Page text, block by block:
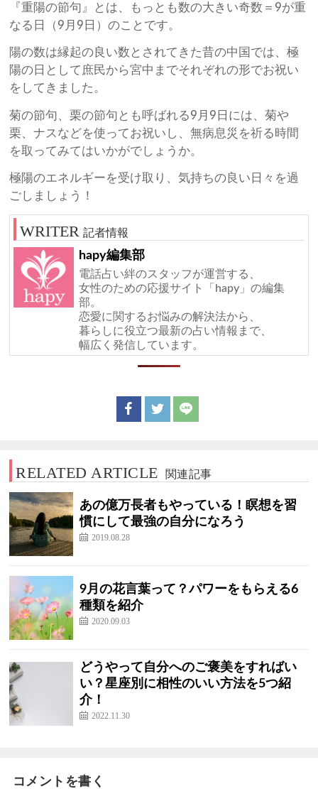
『重陽の節句』とは、もっとも数の大きい奇数＝9が重
なる日（9月9日）のことです。
陽の数は縁起の良い数とされてきた昔の中国では、極
陽の日として庶民から宮中までそれぞれの形でお祝い
をしてきました。
菊の節句、栗の節句とも呼ばれる9月9日には、菊や
栗、ナスなどを使ってお祝いし、無病息災を祈る時間
を取ってみてはいかがでしょうか。
極陽のエネルギーを受け取り、気持ちの良い日々を過
ごしましょう！
記者情報
hapy編集部
電話占い絆のスタッフが運営する、
女性のための応援サイト「hapy」の編集
部。
恋愛に関するお悩みの解決法から、
暮らしに役立つ最新の占い情報まで、
幅広く発信しています。
RELATED ARTICLE 関連記事
あの億万長者もやっている！瞑想を習
慣にして最強の自分になろう
2019.08.28
9月の花言葉って？パワーをもらえる6
種類を紹介
2020.09.03
どうやって自分へのご褒美をすればい
い？星座別に相性のいい方法を5つ紹
介！
2022.11.30
コメントを書く